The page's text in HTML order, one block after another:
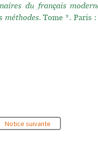
du français
méthodes. Tome *. Paris
Notice suivante